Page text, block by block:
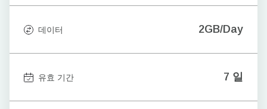
데이터 2GB/Day
유효 기간 7 일